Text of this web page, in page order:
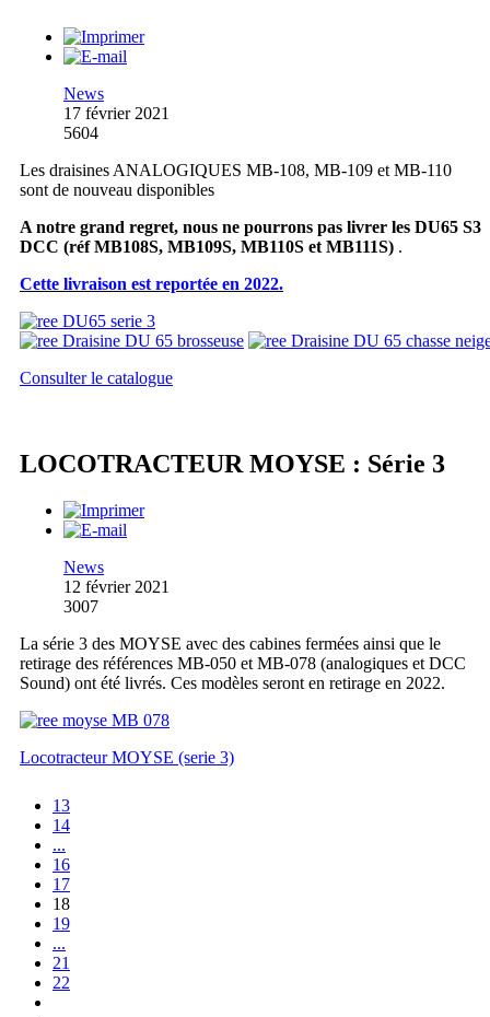
News
17 février 2021
5604
Les draisines ANALOGIQUES MB-108, MB-109 et MB-110
sont de nouveau disponibles
A notre grand regret, nous ne pourrons pas livrer les DU65 S3
DCC (réf MB108S, MB109S, MB110S et MB111S) .
Cette livraison est reportée en 2022.
Consulter le catalogue
LOCOTRACTEUR MOYSE : Série 3
News
12 février 2021
3007
La série 3 des MOYSE avec des cabines fermées ainsi que le
retirage des références MB-050 et MB-078 (analogiques et DCC
Sound) ont été livrés. Ces modèles seront en retirage en 2022.
Locotracteur MOYSE (serie 3)
13
14
...
16
17
18
19
...
21
22